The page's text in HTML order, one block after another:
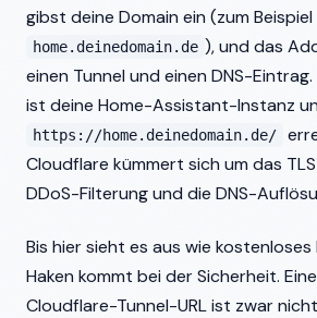
gibst deine Domain ein (zum Beispiel
home.deinedomain.de ), und das
einen Tunnel und einen DNS-
ist deine Home-Assistant-Instanz
https://home.deinedomain.de/
Cloudflare kümmert sich um das
DDoS-Filterung und die DNS-
Bis hier sieht es aus wie kostenloses
Haken kommt bei der Sicherheit.
Cloudflare-Tunnel-URL ist zwar